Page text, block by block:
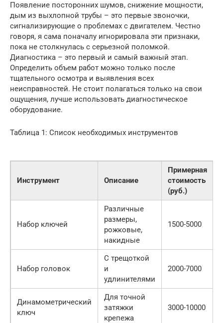
Появление посторонних шумов, снижение мощности,
дым из выхлопной трубы – это первые звоночки,
сигнализирующие о проблемах с двигателем. Честно
говоря, я сама поначалу игнорировала эти признаки,
пока не столкнулась с серьезной поломкой.
Диагностика – это первый и самый важный этап.
Определить объем работ можно только после
тщательного осмотра и выявления всех
неисправностей. Не стоит полагаться только на свои
ощущения, лучше использовать диагностическое
оборудование.
Таблица 1: Список необходимых инструментов
Инструмент Описание
Примерная
стоимость
(руб.)
Набор ключей
Различные
размеры,
рожковые,
накидные
1500-5000
Набор головок
С трещоткой
и
удлинителями
2000-7000
Динамометрический
ключ
Для точной
затяжки
крепежа
3000-10000